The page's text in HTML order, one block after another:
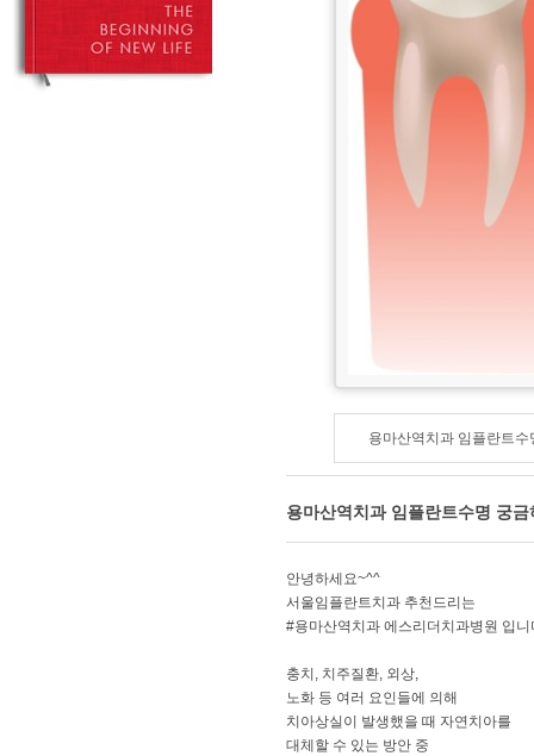
용마산역치과 임플란트수
용마산역치과 임플란트수명 궁금
안녕하세요~^^
서울임플란트치과 추천드리는
#용마산역치과 에스리더치과병원 입니
충치, 치주질환, 외상,
노화 등 여러 요인들에 의해
치아상실이 발생했을 때 자연치아를
대체할 수 있는 방안 중